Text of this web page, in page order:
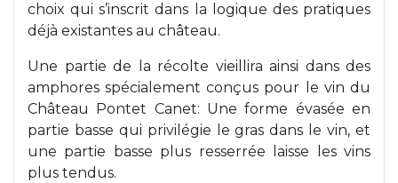
choix qui s’inscrit dans la logique des pratiques
déjà existantes au château.
Une partie de la récolte vieillira ainsi dans des
amphores spécialement conçus pour le vin du
Château Pontet Canet: Une forme évasée en
partie basse qui privilégie le gras dans le vin, et
une partie basse plus resserrée laisse les vins
plus tendus.